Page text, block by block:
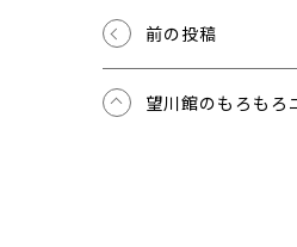
前の投稿
望川館のもろもろ